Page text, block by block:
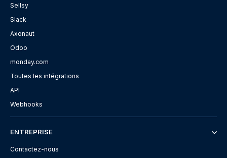
Sellsy
Slack
Axonaut
Odoo
monday.com
Toutes les intégrations
API
Webhooks
ENTREPRISE
Contactez-nous